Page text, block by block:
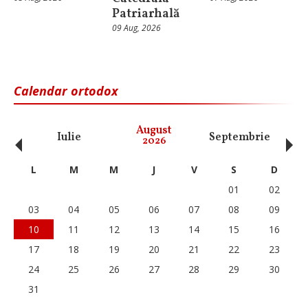
Patriarhală
09 Aug, 2026
Calendar ortodox
Iulie August
2026 Septembrie
‹ L M M J V S
D
01
02
03
04 05 06 07 08
09
10
11 12 13 14 15
16
17
18 19 20 21 22
23
24
25 26 27 28 29
30
31